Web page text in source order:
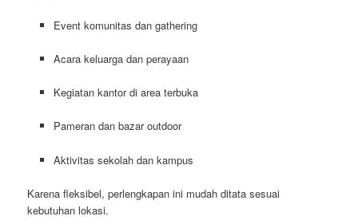
Event komunitas dan gathering
Acara keluarga dan perayaan
Kegiatan kantor di area terbuka
Pameran dan bazar outdoor
Aktivitas sekolah dan kampus
Karena fleksibel, perlengkapan ini mudah ditata sesuai
kebutuhan lokasi.